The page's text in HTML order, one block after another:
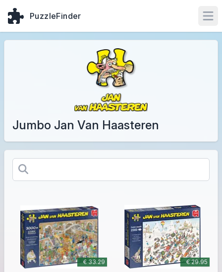
PuzzleFinder
Jumbo Jan Van Haasteren
€ 33.29
€ 29.95